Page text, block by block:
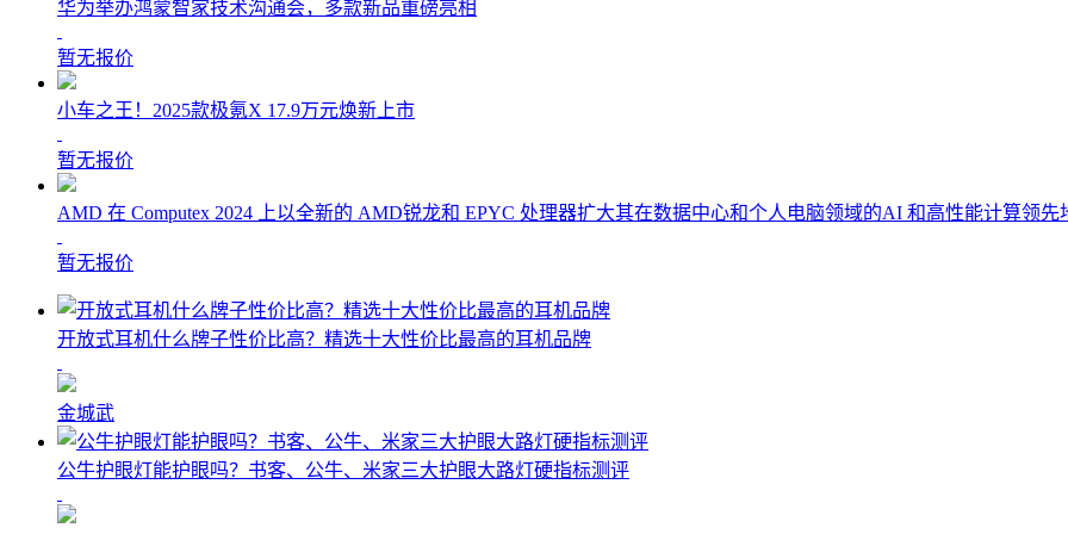
华为举办鸿蒙智家技术沟通会，多款新品重磅亮相
暂无报价
小车之王！2025款极氪X 17.9万元焕新上市
暂无报价
AMD 在 Computex 2024 上以全新的 AMD锐龙和 EPYC 处理器扩大其在数据中心和个人电脑领域的AI 和高性能计算领先
暂无报价
开放式耳机什么牌子性价比高？精选十大性价比最高的耳机品牌
金城武
公牛护眼灯能护眼吗？书客、公牛、米家三大护眼大路灯硬指标测评